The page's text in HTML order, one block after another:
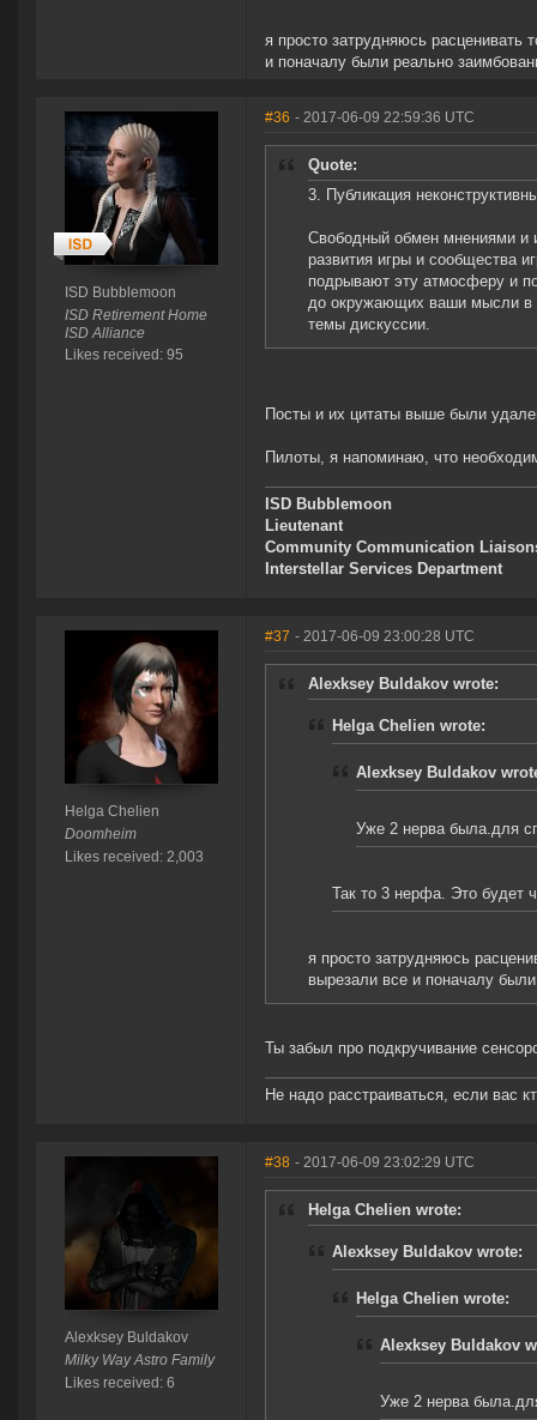
я просто затрудняюсь расценивать
и поначалу были реально
ISD Bubblemoon
ISD Retirement Home
ISD Alliance
Likes received: 95
#36 - 2017-06-09 22:59:36 UTC
Quote:
3. Публикация
Свободный обмен мнениями и
развития игры и сообщества
подрывают эту атмосферу и
до окружающих ваши мысли в
темы дискуссии.
Посты и их цитаты выше были
Пилоты, я напоминаю, что
ISD Bubblemoon
Lieutenant
Community Communication
Interstellar Services Department
Helga Chelien
Doomheim
Likes received: 2,003
#37 - 2017-06-09 23:00:28 UTC
Alexksey Buldakov wrote:
Helga Chelien wrote:
Alexksey Buldakov
Уже 2 нерва была.для
Так то 3 нерфа. Это будет
я просто затрудняюсь
вырезали все и поначалу
Ты забыл про подкручивание
Не надо расстраиваться, если вас
Alexksey Buldakov
Milky Way Astro Family
Likes received: 6
#38 - 2017-06-09 23:02:29 UTC
Helga Chelien wrote:
Alexksey Buldakov wrote:
Helga Chelien wrote:
Alexksey Buldakov
Уже 2 нерва